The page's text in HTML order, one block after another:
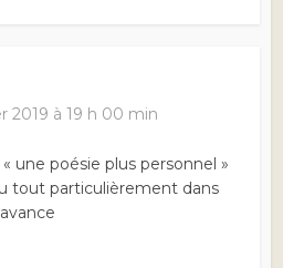
2019 à 19 h 00 min
une poésie plus personnel »
tout particulièrement dans